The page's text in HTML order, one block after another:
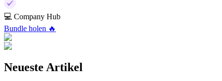
💻 Company Hub
Bundle holen 🔥
Neueste Artikel